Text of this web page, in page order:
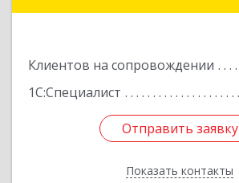
Клиентов на сопровождении
1С:Специалист
Отправить заявку
Показать контакты
Отправить заявку
Назад